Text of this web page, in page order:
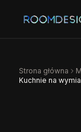
Strona główna
Kuchnie na